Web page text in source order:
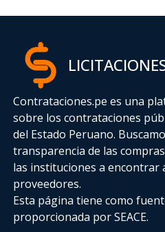
Contrataciones.pe es una
sobre los contrataciones
del Estado Peruano.
transparencia de las
las instituciones a encontrar
proveedores.
Esta página tiene como
proporcionada por SEACE.